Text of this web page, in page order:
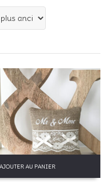
AJOUTER AU PANIER